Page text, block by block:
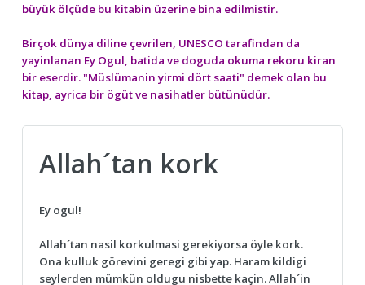
büyük ölçüde bu kitabin üzerine bina edilmistir.
Birçok dünya diline çevrilen, UNESCO tarafindan da
yayinlanan Ey Ogul, batida ve doguda okuma rekoru kiran
bir eserdir. "Müslümanin yirmi dört saati" demek olan bu
kitap, ayrica bir ögüt ve nasihatler bütünüdür.
Allah´tan kork
Ey ogul!
Allah´tan nasil korkulmasi gerekiyorsa öyle kork.
Ona kulluk görevini geregi gibi yap. Haram kildigi
seylerden mümkün oldugu nisbette kaçin. Allah´in